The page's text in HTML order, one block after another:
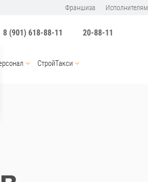
Франшиза Исполнителям
8 (901) 618-88-11 20-88-11
СтройТакси